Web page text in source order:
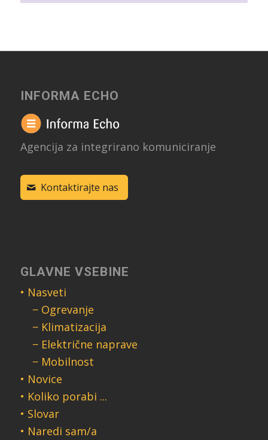
INFORMA ECHO
Agencija za integrirano komuniciranje
Kontaktirajte nas
GLAVNE VSEBINE
• Nasveti
− Ogrevanje
− Klimatizacija
− Električne naprave
− Mobilnost
• Novice
• Koliko porabi ...
• Slovar
• Naredi sam/a